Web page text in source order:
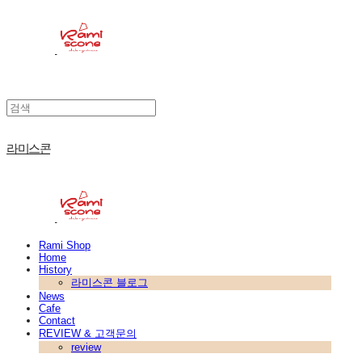
라미스콘
Rami Shop
Home
History
라미스콘 블로그
News
Cafe
Contact
REVIEW & 고객문의
review